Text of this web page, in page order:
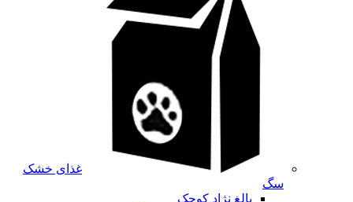
غذای خشک
سگ
بالغ نژاد کوچک